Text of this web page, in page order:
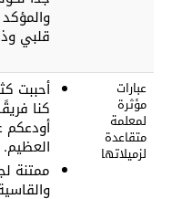
قلبي
عبارات
مؤثرة
لمعلمة
متقاعدة
لزميلاتها
أحببت
كنا
أودعكم
العظيم.
ممتنة